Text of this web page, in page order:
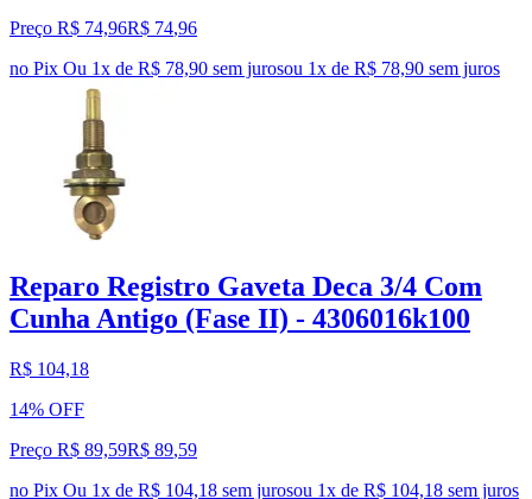
Preço R$ 74,96R$ 74,96
no Pix Ou 1x de R$ 78,90 sem jurosou 1x de R$ 78,90 sem juros
Reparo Registro Gaveta Deca 3/4 Com
Cunha Antigo (Fase II) - 4306016k100
R$ 104,18
14% OFF
Preço R$ 89,59R$ 89,59
no Pix Ou 1x de R$ 104,18 sem jurosou 1x de R$ 104,18 sem juros